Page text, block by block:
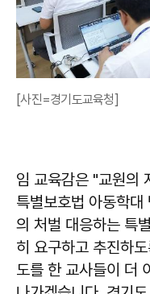
[사진=경기도교육청]
임 교육감은 "교원의
특별보호법 아동학대
의 처벌 대응하는 특
히 요구하고 추진하
도를 한 교사들이 더